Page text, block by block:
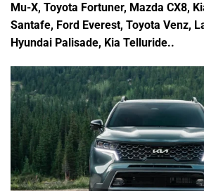
Mu-X, Toyota Fortuner, Mazda CX8,
Santafe, Ford Everest, Toyota Venz,
Hyundai Palisade, Kia Telluride..